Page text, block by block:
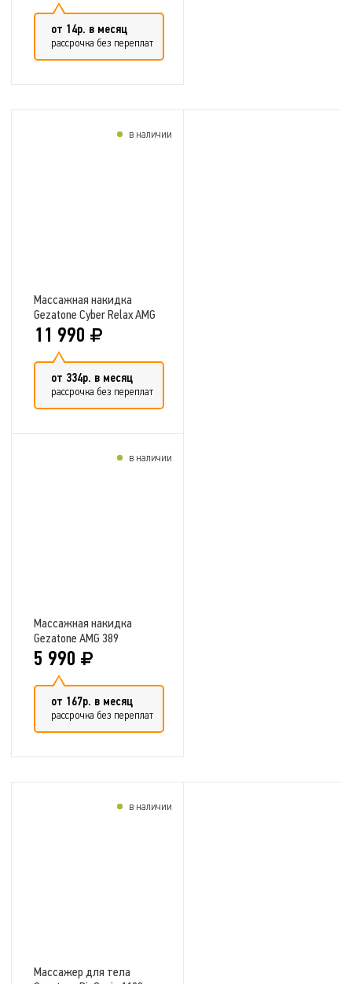
от 14р. в месяц
рассрочка без переплат
Массажная накидка
Gezatone Cyber Relax AMG
399
11 990
от 334р. в месяц
рассрочка без переплат
в наличии
Массажная накидка
Gezatone AMG 389
5 990
от 167р. в месяц
рассрочка без переплат
в наличии
Массажер для тела
в наличии